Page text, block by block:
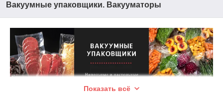
Вакуумные упаковщики. Вакууматоры
Показать всё